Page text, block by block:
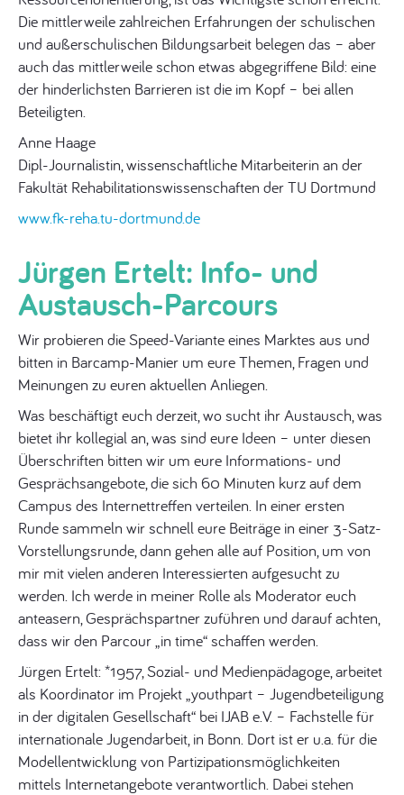
Die mittlerweile zahlreichen Erfahrungen der schulischen
und außerschulischen Bildungsarbeit belegen das – aber
auch das mittlerweile schon etwas abgegriffene Bild: eine
der hinderlichsten Barrieren ist die im Kopf – bei allen
Beteiligten.
Anne Haage
Dipl-Journalistin, wissenschaftliche Mitarbeiterin an der
Fakultät Rehabilitationswissenschaften der TU Dortmund
www.fk-reha.tu-dortmund.de
Jürgen Ertelt: Info- und
Austausch-Parcours
Wir probieren die Speed-Variante eines Marktes aus und
bitten in Barcamp-Manier um eure Themen, Fragen und
Meinungen zu euren aktuellen Anliegen.
Was beschäftigt euch derzeit, wo sucht ihr Austausch, was
bietet ihr kollegial an, was sind eure Ideen – unter diesen
Überschriften bitten wir um eure Informations- und
Gesprächsangebote, die sich 60 Minuten kurz auf dem
Campus des Internettreffen verteilen. In einer ersten
Runde sammeln wir schnell eure Beiträge in einer 3-Satz-
Vorstellungsrunde, dann gehen alle auf Position, um von
mir mit vielen anderen Interessierten aufgesucht zu
werden. Ich werde in meiner Rolle als Moderator euch
anteasern, Gesprächspartner zuführen und darauf achten,
dass wir den Parcour „in time“ schaffen werden.
Jürgen Ertelt: *1957, Sozial- und Medienpädagoge, arbeitet
als Koordinator im Projekt „youthpart – Jugendbeteiligung
in der digitalen Gesellschaft“ bei IJAB e.V. – Fachstelle für
internationale Jugendarbeit, in Bonn. Dort ist er u.a. für die
Modellentwicklung von Partizipationsmöglichkeiten
mittels Internetangebote verantwortlich. Dabei stehen